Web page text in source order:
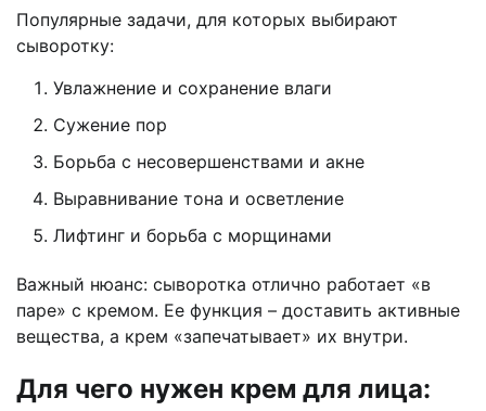
Популярные задачи, для которых выбирают
сыворотку:
Увлажнение и сохранение влаги
Сужение пор
Борьба с несовершенствами и акне
Выравнивание тона и осветление
Лифтинг и борьба с морщинами
Важный нюанс: сыворотка отлично работает «в
паре» с кремом. Ее функция – доставить активные
вещества, а крем «запечатывает» их внутри.
Для чего нужен крем для лица: